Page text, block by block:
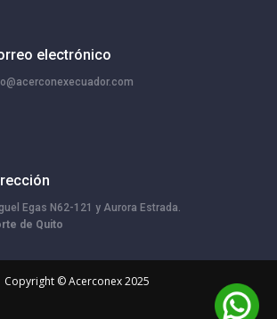
electrónico
Egas N62-121 y Aurora Estrada.
de Quito
Copyright © Acerconex 2025